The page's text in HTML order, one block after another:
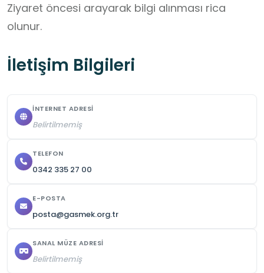
Ziyaret öncesi arayarak bilgi alınması rica
olunur.
İletişim Bilgileri
İNTERNET ADRESI
Belirtilmemiş
TELEFON
0342 335 27 00
E-POSTA
posta@gasmek.org.tr
SANAL MÜZE ADRESI
Belirtilmemiş